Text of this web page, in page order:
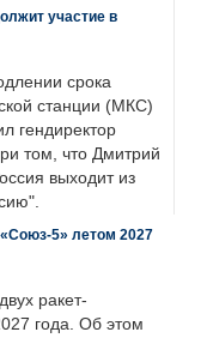
участие в
срока
станции (МКС)
гендиректор
том, что Дмитрий
выходит из
5» летом 2027
ракет-
года. Об этом